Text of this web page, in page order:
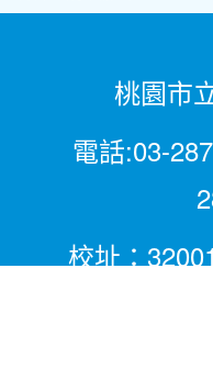
桃園市
電話:03-
校址：